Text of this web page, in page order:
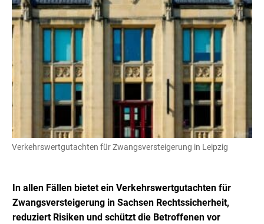
Verkehrswertgutachten für Zwangsversteigerung in Leipzig
In allen Fällen bietet ein Verkehrswertgutachten für
Zwangsversteigerung in Sachsen Rechtssicherheit,
reduziert Risiken und schützt die Betroffenen vor